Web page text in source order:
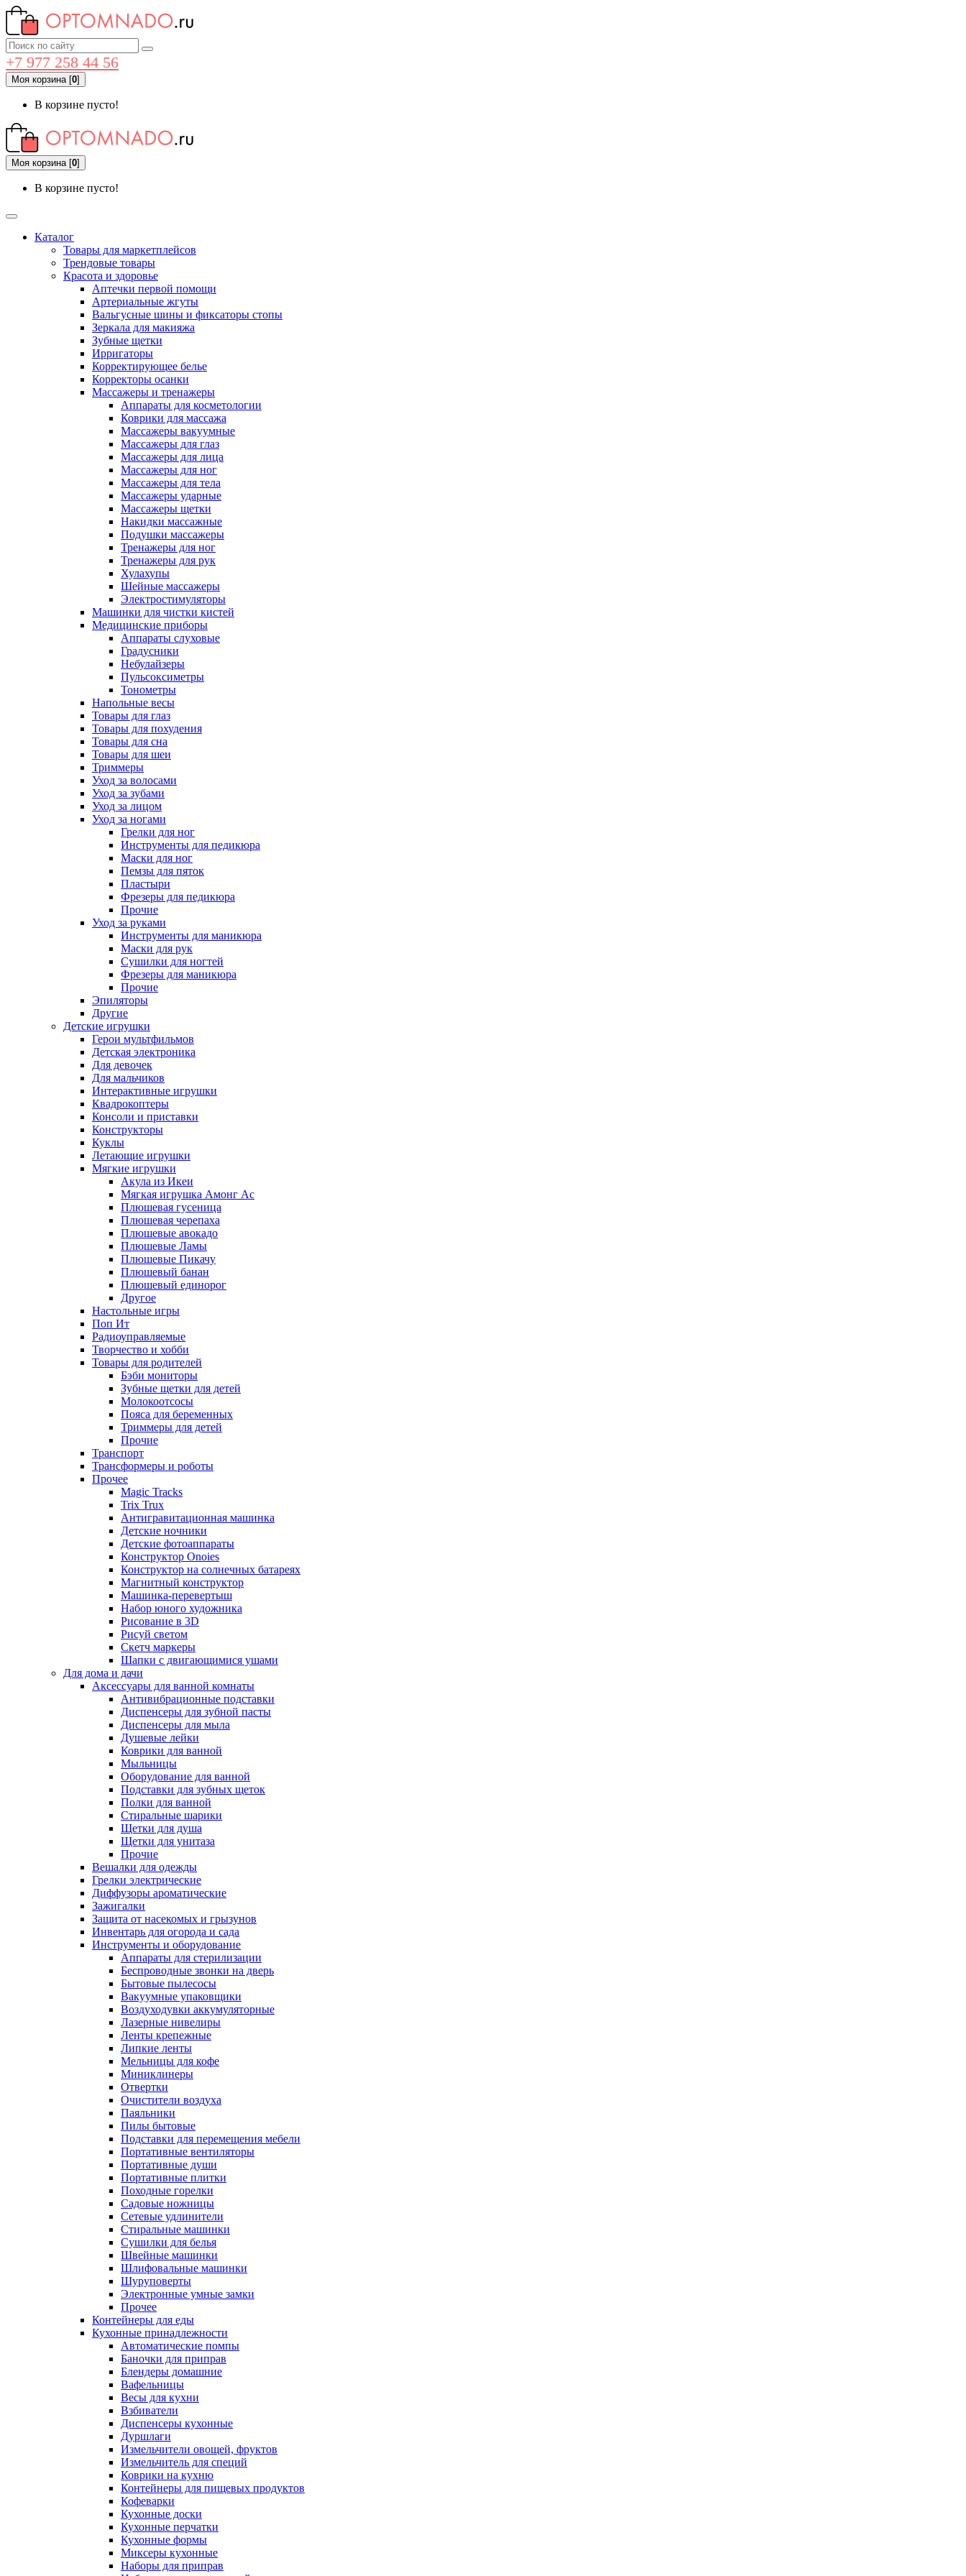
+7 977 258 44 56
Моя корзина[0]
В корзине пусто!
Моя корзина[0]
В корзине пусто!
Каталог
Товары для маркетплейсов
Трендовые товары
Красота и здоровье
Аптечки первой помощи
Артериальные жгуты
Вальгусные шины и фиксаторы стопы
Зеркала для макияжа
Зубные щетки
Ирригаторы
Корректирующее белье
Корректоры осанки
Массажеры и тренажеры
Аппараты для косметологии
Коврики для массажа
Массажеры вакуумные
Массажеры для глаз
Массажеры для лица
Массажеры для ног
Массажеры для тела
Массажеры ударные
Массажеры щетки
Накидки массажные
Подушки массажеры
Тренажеры для ног
Тренажеры для рук
Хулахупы
Шейные массажеры
Электростимуляторы
Машинки для чистки кистей
Медицинские приборы
Аппараты слуховые
Градусники
Небулайзеры
Пульсоксиметры
Тонометры
Напольные весы
Товары для глаз
Товары для похудения
Товары для сна
Товары для шеи
Триммеры
Уход за волосами
Уход за зубами
Уход за лицом
Уход за ногами
Грелки для ног
Инструменты для педикюра
Маски для ног
Пемзы для пяток
Пластыри
Фрезеры для педикюра
Прочие
Уход за руками
Инструменты для маникюра
Маски для рук
Сушилки для ногтей
Фрезеры для маникюра
Прочие
Эпиляторы
Другие
Детские игрушки
Герои мультфильмов
Детская электроника
Для девочек
Для мальчиков
Интерактивные игрушки
Квадрокоптеры
Консоли и приставки
Конструкторы
Куклы
Летающие игрушки
Мягкие игрушки
Акула из Икеи
Мягкая игрушка Амонг Ас
Плюшевая гусеница
Плюшевая черепаха
Плюшевые авокадо
Плюшевые Ламы
Плюшевые Пикачу
Плюшевый банан
Плюшевый единорог
Другое
Настольные игры
Поп Ит
Радиоуправляемые
Творчество и хобби
Товары для родителей
Бэби мониторы
Зубные щетки для детей
Молокоотсосы
Пояса для беременных
Триммеры для детей
Прочие
Транспорт
Трансформеры и роботы
Прочее
Magic Tracks
Trix Trux
Антигравитационная машинка
Детские ночники
Детские фотоаппараты
Конструктор Onoies
Конструктор на солнечных батареях
Магнитный конструктор
Машинка-перевертыш
Набор юного художника
Рисование в 3D
Рисуй светом
Скетч маркеры
Шапки с двигающимися ушами
Для дома и дачи
Аксессуары для ванной комнаты
Антивибрационные подставки
Диспенсеры для зубной пасты
Диспенсеры для мыла
Душевые лейки
Коврики для ванной
Мыльницы
Оборудование для ванной
Подставки для зубных щеток
Полки для ванной
Стиральные шарики
Щетки для душа
Щетки для унитаза
Прочие
Вешалки для одежды
Грелки электрические
Диффузоры ароматические
Зажигалки
Защита от насекомых и грызунов
Инвентарь для огорода и сада
Инструменты и оборудование
Аппараты для стерилизации
Беспроводные звонки на дверь
Бытовые пылесосы
Вакуумные упаковщики
Воздуходувки аккумуляторные
Лазерные нивелиры
Ленты крепежные
Липкие ленты
Мельницы для кофе
Миниклинеры
Отвертки
Очистители воздуха
Паяльники
Пилы бытовые
Подставки для перемещения мебели
Портативные вентиляторы
Портативные души
Портативные плитки
Походные горелки
Садовые ножницы
Сетевые удлинители
Стиральные машинки
Сушилки для белья
Швейные машинки
Шлифовальные машинки
Шуруповерты
Электронные умные замки
Прочее
Контейнеры для еды
Кухонные принадлежности
Автоматические помпы
Баночки для приправ
Блендеры домашние
Вафельницы
Весы для кухни
Взбиватели
Диспенсеры кухонные
Дуршлаги
Измельчители овощей, фруктов
Измельчитель для специй
Коврики на кухню
Контейнеры для пищевых продуктов
Кофеварки
Кухонные доски
Кухонные перчатки
Кухонные формы
Миксеры кухонные
Наборы для приправ